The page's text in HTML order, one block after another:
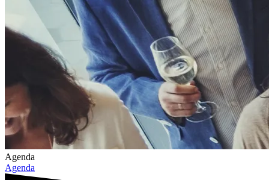
Agenda
Agenda